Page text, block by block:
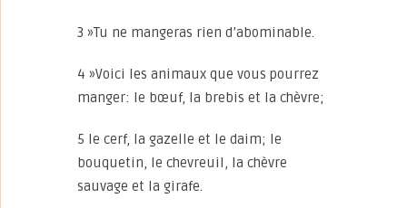
3 »Tu ne mangeras rien d’abominable.
4 »Voici les animaux que vous pourrez
manger: le bœuf, la brebis et la chèvre;
5 le cerf, la gazelle et le daim; le
bouquetin, le chevreuil, la chèvre
sauvage et la girafe.